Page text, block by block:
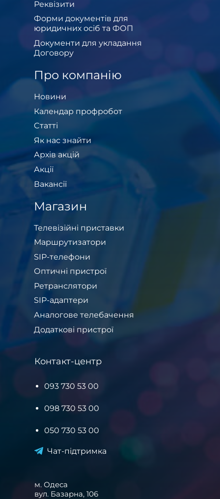
Реквізити
Форми документів для
юридичних осіб та ФОП
Документи для укладання
Договору
Про компанію
Новини
Календар профробот
Cтатті
Як нас знайти
Архів акцій
Акції
Вакансії
Магазин
Телевізійні приставки
Маршрутизатори
SIP-телефони
Оптичні пристрої
Ретранслятори
SIP-адаптери
Аналогове телебачення
Додаткові пристрої
Контакт-центр
093 730 53 00
098 730 53 00
050 730 53 00
Чат-підтримка
м. Одеса
вул. Базарна, 106